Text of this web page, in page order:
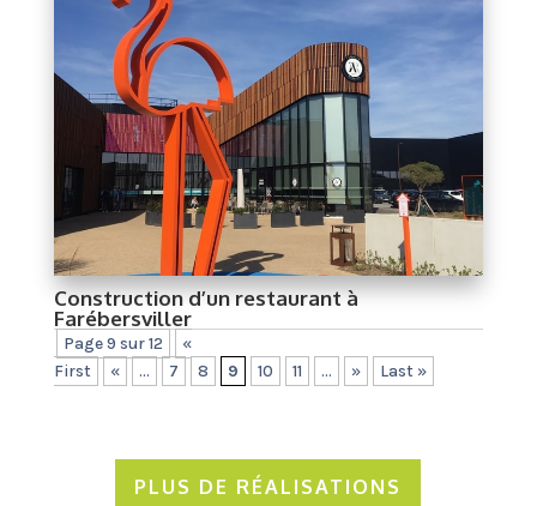
Construction d’un restaurant à
Farébersviller
Page 9 sur 12
«
First
« ... 7 8 9 10 11 ... » Last »
PLUS DE RÉALISATIONS